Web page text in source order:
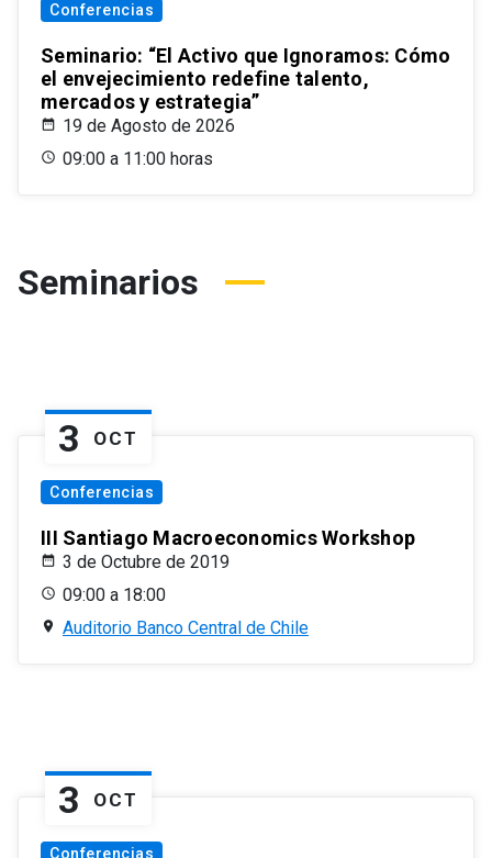
Conferencias
Seminario: “El Activo que Ignoramos: Cómo
el envejecimiento redefine talento,
mercados y estrategia”
19 de Agosto de 2026
09:00 a 11:00 horas
Seminarios
3 OCT
Conferencias
III Santiago Macroeconomics Workshop
3 de Octubre de 2019
09:00 a 18:00
Auditorio Banco Central de Chile
3 OCT
Conferencias